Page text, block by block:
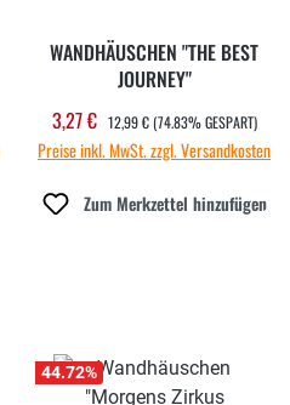
WANDHÄUSCHEN "THE BEST
JOURNEY"
Verkaufspreis:
3,27 € REGULÄRER PREIS:
12,99 € (74.83% GESPART)
Preise inkl. MwSt. zzgl. Versandkosten
Zum Merkzettel hinzufügen
44.72%